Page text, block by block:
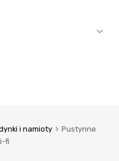
i namioty
Pustynne
fi